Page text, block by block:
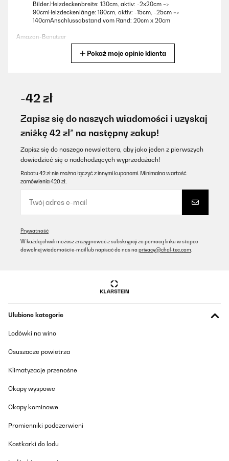
Bilder.Heizdeckenbreite: 130cm, aktiv: -2x20cm =>
90cmHeizdeckenlänge: 180cm, aktiv: -15cm, -25cm =>
140cmAnschlussabstand vom Rand: 20cm x 20cm
Amazon-Benutzer
grande ,calienta y es muy suave .Genial !!!!!!
Usuario/a de amazon
Tłumacz
SPRAWDZONA OPINIA
Kuschelig und warm, aber Kabel recht kurz und die Einstellung
nur drei Stunden - für das Sof ok, aber wenn man die ganze
Nacht warm schlafen möchte - z.B- beim Camping, bekommt
man halt nur drei Stunden Schlaf am Stück ;-)
Das ist jetzt unsere zweite Wärmedecke vonKlarstein. Die erste
der Decke und der Wärme. Das Material ist zudem schön
wieder für diese Decke entscheiden.
Amazon-Benutzer
Pokaż moje opinie klienta
-42 zł
Zapisz się do naszych wiadomości i uzyskaj
zniżkę 42 zł* na następny zakup!
Zapisz się do naszego newslettera, aby jako jeden z pierwszych
dowiedzieć się o nadchodzących wyprzedażach!
Rabatu 42 zł nie można łączyć z innymi kuponami. Minimalna wartość
zamówienia 420 zł.
Prywatność
W każdej chwili możesz zrezygnować z subskrypcji za pomocą linku w stopce
dowolnej wiadomości e-mail lub napisać do nas na privacy@chal-tec.com
Ulubione kategorie
Lodówki na wino
Osuszacze powietrza
Klimatyzacje przenośne
Okapy wyspowe
Okapy kominowe
Promienniki podczerwieni
Kostkarki do lodu